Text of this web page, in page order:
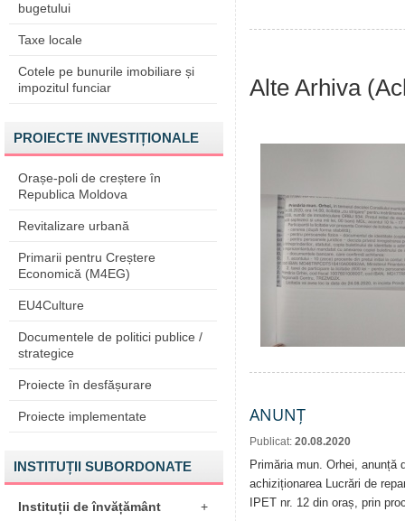
bugetului
Taxe locale
Cotele pe bunurile imobiliare și
impozitul funciar
PROIECTE INVESTIȚIONALE
Orașe-poli de creștere în
Republica Moldova
Revitalizare urbană
Primarii pentru Creștere
Economică (M4EG)
EU4Culture
Documentele de politici publice /
strategice
Proiecte în desfășurare
Proiecte implementate
INSTITUȚII SUBORDONATE
Instituții de învățământ +
Alte Arhiva
ANUNȚ
Publicat: 20.08.2020
Primăria mun. Orhei, anunță
achiziționarea Lucrări de
IPET nr. 12 din oraș, prin